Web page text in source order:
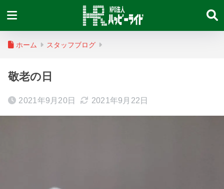
ホーム スタッフブログ
敬老の日
2021年9月20日 2021年9月22日